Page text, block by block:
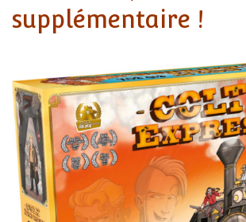
supplémentaire !